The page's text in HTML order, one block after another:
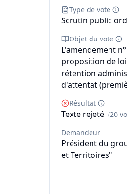
Type de vote
Scrutin public
Objet du vote
L'amendement
proposition de
rétention
d'attentat
Résultat
Texte rejeté (20
Demandeur
Président du
et Territoires"